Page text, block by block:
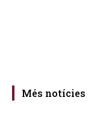
Més notícies